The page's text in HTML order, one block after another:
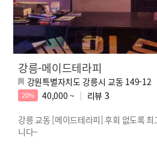
강릉-메이드테라피
강원특별자치도 강릉시 교동 149-12
20% 40,000 ~ 리뷰 3
강릉 교동 [메이드테라피] 후회 없도록
니다~